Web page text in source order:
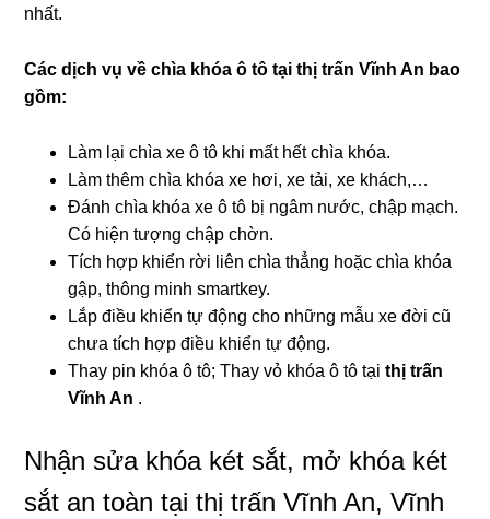
nhất.
Các dịch vụ về chìa khóa ô tô tại thị trấn Vĩnh An bao
gồm:
Làm lại chìa xe ô tô khi mất hết chìa khóa.
Làm thêm chìa khóa xe hơi, xe tải, xe khách,…
Đánh chìa khóa xe ô tô bị ngâm nước, chập mạch.
Có hiện tượng chập chờn.
Tích hợp khiển rời liên chìa thẳng hoặc chìa khóa
gập, thông minh smartkey.
Lắp điều khiển tự động cho những mẫu xe đời cũ
chưa tích hợp điều khiển tự động.
Thay pin khóa ô tô; Thay vỏ khóa ô tô tạithị trấn
Vĩnh An .
Nhận sửa khóa két sắt, mở khóa két
sắt an toàn tại thị trấn Vĩnh An, Vĩnh